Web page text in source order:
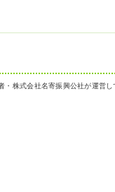
・株式会社名寄振興公社が運営